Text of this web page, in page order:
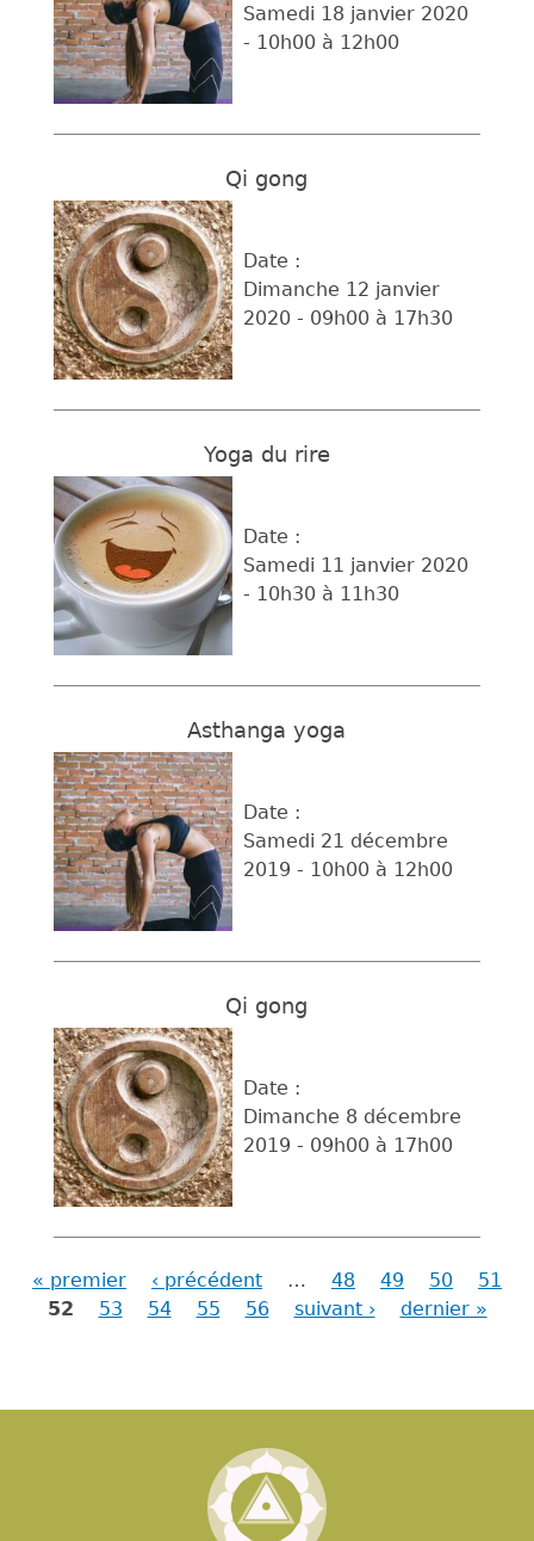
Samedi 18 janvier 2020
- 10h00 à 12h00
Qi gong
Date :
Dimanche 12 janvier
2020 - 09h00 à 17h30
Yoga du rire
Date :
Samedi 11 janvier 2020
- 10h30 à 11h30
Asthanga yoga
Date :
Samedi 21 décembre
2019 - 10h00 à 12h00
Qi gong
Date :
Dimanche 8 décembre
2019 - 09h00 à 17h00
Pages
« premier ‹ précédent … 48 49 50
51
52
53 54 55 56 suivant › dernier »